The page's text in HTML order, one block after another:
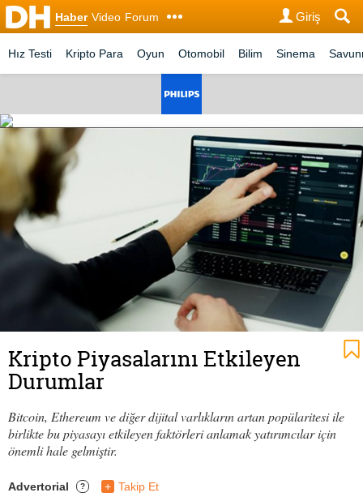
Haber Video Forum Giriş
Hız Testi Kripto Para Oyun Otomobil Bilim Sinema
Kripto Piyasalarını Etkileyen
Durumlar
Bitcoin, Ethereum ve diğer dijital varlıkların artan popülaritesi ile
birlikte bu piyasayı etkileyen faktörleri anlamak yatırımcılar için
önemli hale gelmiştir.
Advertorial ? + Takip Et